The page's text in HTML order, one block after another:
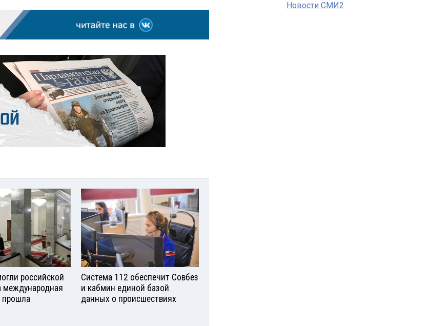
российской
международная
прошла
Система 112 обеспечит Совбез
и кабмин единой базой
данных о происшествиях
Новости СМИ2